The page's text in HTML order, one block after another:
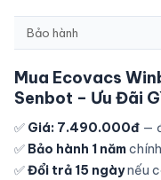
Bảo hành
Mua Ecovacs
Senbot – Ưu Đãi
✅ Giá: 7.490.000đ —
✅ Bảo hành 1 năm
✅Đổi trả 15 ngàynếu